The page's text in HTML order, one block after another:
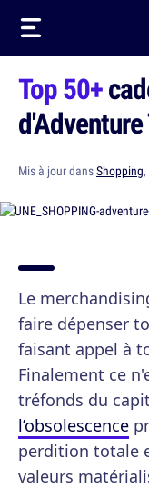
Top 50+
Mis à jour dansShopping
Le
faire dépenser
faisant appel à
Finalement ce
tréfonds du
l’obsolescence
perdition totale
valeurs